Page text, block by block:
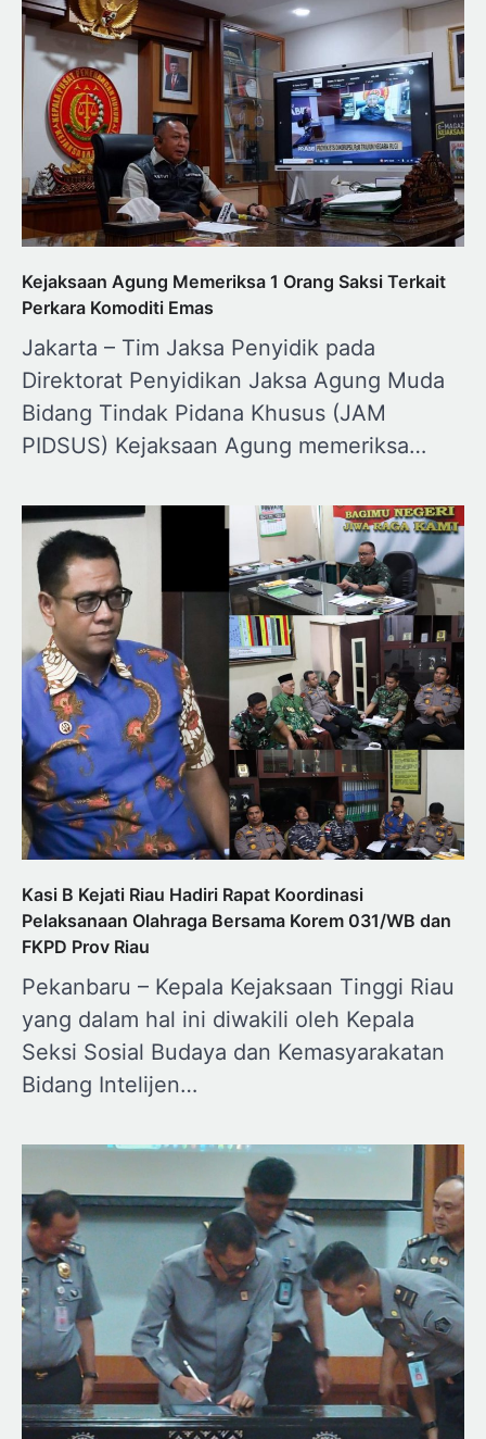
Kejaksaan Agung Memeriksa 1 Orang Saksi Terkait
Perkara Komoditi Emas
Jakarta – Tim Jaksa Penyidik pada
Direktorat Penyidikan Jaksa Agung Muda
Bidang Tindak Pidana Khusus (JAM
PIDSUS) Kejaksaan Agung memeriksa…
Kasi B Kejati Riau Hadiri Rapat Koordinasi
Pelaksanaan Olahraga Bersama Korem 031/WB dan
FKPD Prov Riau
Pekanbaru – Kepala Kejaksaan Tinggi Riau
yang dalam hal ini diwakili oleh Kepala
Seksi Sosial Budaya dan Kemasyarakatan
Bidang Intelijen…